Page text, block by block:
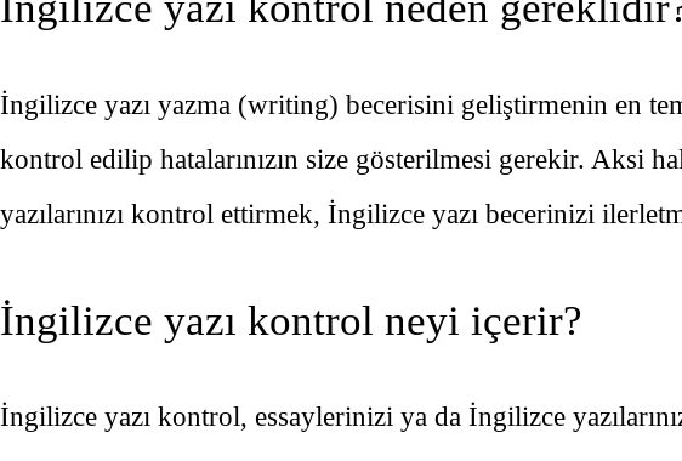
İngilizce yazı yazma (writing) becerisini geliştirmenin en
kontrol edilip hatalarınızın size gösterilmesi gerekir. Aksi
yazılarınızı kontrol ettirmek, İngilizce yazı becerinizi
İngilizce yazı kontrol neyi içerir?
İngilizce yazı kontrol, essaylerinizi ya da İngilizce